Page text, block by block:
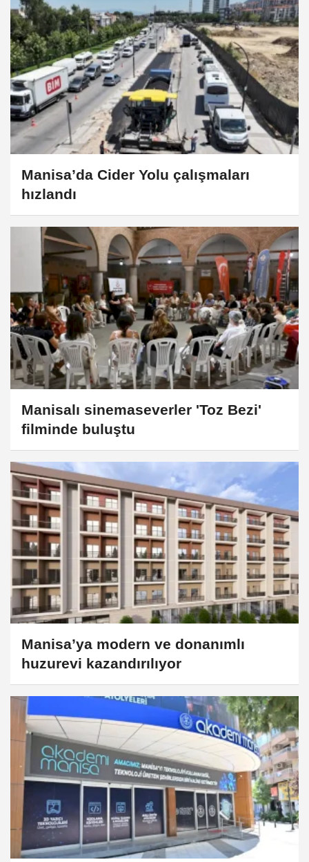
Manisa’da Cider Yolu çalışmaları
hızlandı
Manisalı sinemaseverler 'Toz Bezi'
filminde buluştu
Manisa’ya modern ve donanımlı
huzurevi kazandırılıyor